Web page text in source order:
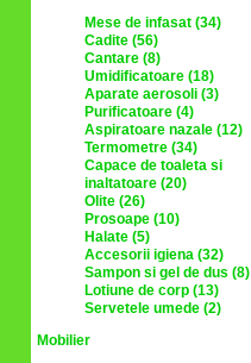
Mese de infasat (34)
Cadite (56)
Cantare (8)
Umidificatoare (18)
Aparate aerosoli (3)
Purificatoare (4)
Aspiratoare nazale (12)
Termometre (34)
Capace de toaleta si
inaltatoare (20)
Olite (26)
Prosoape (10)
Halate (5)
Accesorii igiena (32)
Sampon si gel de dus (8)
Lotiune de corp (13)
Servetele umede (2)
Mobilier